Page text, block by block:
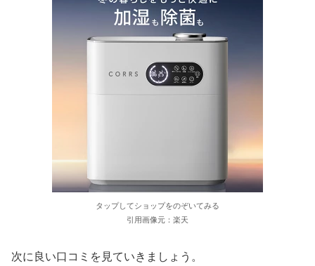
タップしてショップをのぞいてみる
引用画像元：楽天
次に良い口コミを見ていきましょう。